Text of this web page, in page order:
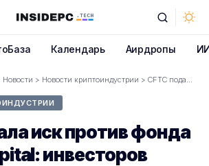
Календарь Аирдропы
Новости > Новости криптоиндустрии > CFTC подала иск против фонда Argent Capital: инвесторов лишили $14 млн под видом торговли крипто и фьючерсами
иск против фонда
инвесторов